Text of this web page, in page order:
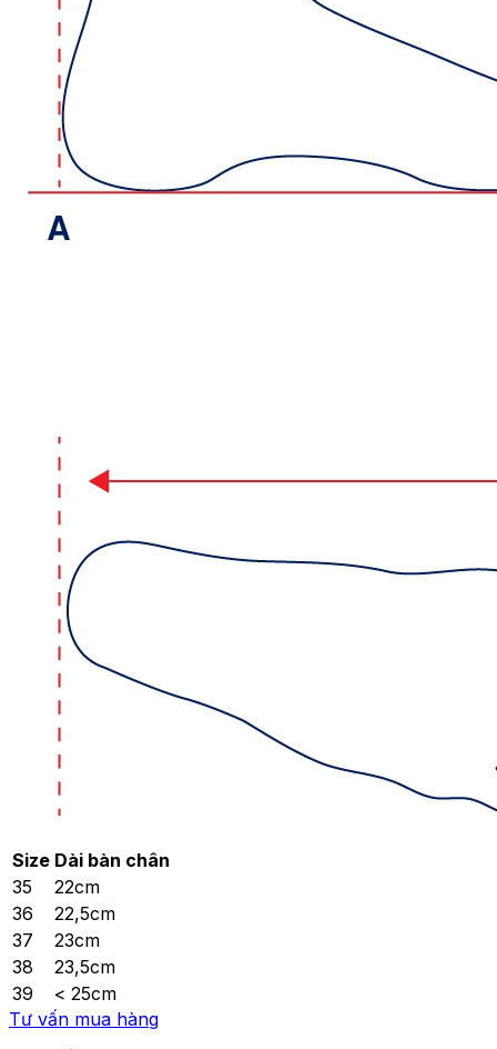
Size Dài bàn chân
35
22cm
36
22,5cm
37
23cm
38
23,5cm
39
< 25cm
Tư vấn mua hàng